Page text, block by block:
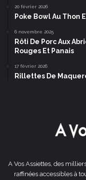
20 février 2026
Poke Bowl Au Thon
6 novembre 2025
Rôti De Porc Aux
Rouges Et Panais
17 février 2026
Rillettes De
A Vos Assiettes, des
raffinées accessibles à